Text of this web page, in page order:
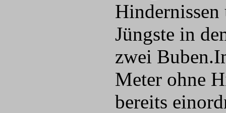
Hindernissen
Jüngste in
zwei
Meter ohne
bereits